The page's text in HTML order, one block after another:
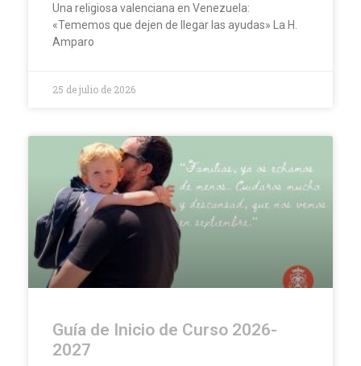
Una religiosa valenciana en Venezuela:
«Tememos que dejen de llegar las ayudas» La H.
Amparo
25 de julio de 2026
Guía de Inicio de Curso 2026-
2027